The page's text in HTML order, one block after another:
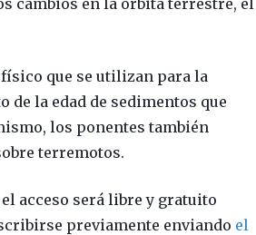
que se utilizan para la
la edad de sedimentos que
los ponentes también
terremotos.
acceso será libre y gratuito
previamente enviando el